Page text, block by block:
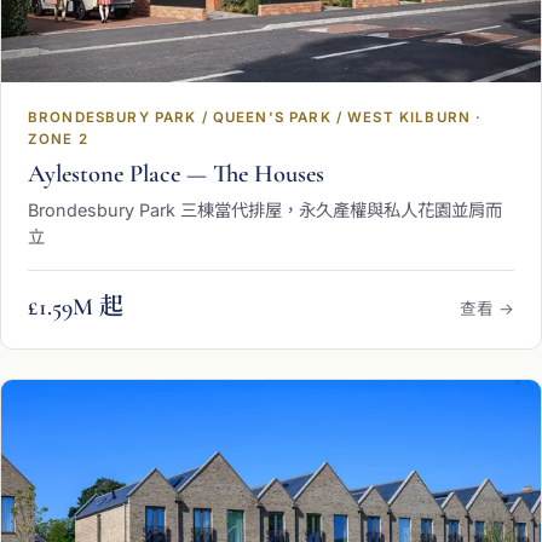
BRONDESBURY PARK / QUEEN'S PARK / WEST KILBURN ·
ZONE 2
Aylestone Place — The Houses
Brondesbury Park 三棟當代排屋，永久產權與私人花園並肩而
立
£1.59M 起 查看 →